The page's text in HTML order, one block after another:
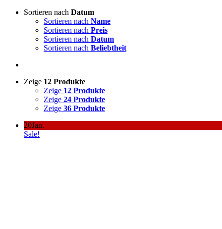
Sortieren nach Datum
Sortieren nach Name
Sortieren nach Preis
Sortieren nach Datum
Sortieren nach Beliebtheit
Zeige 12 Produkte
Zeige 12 Produkte
Zeige 24 Produkte
Zeige 36 Produkte
20Jan.
Sale!